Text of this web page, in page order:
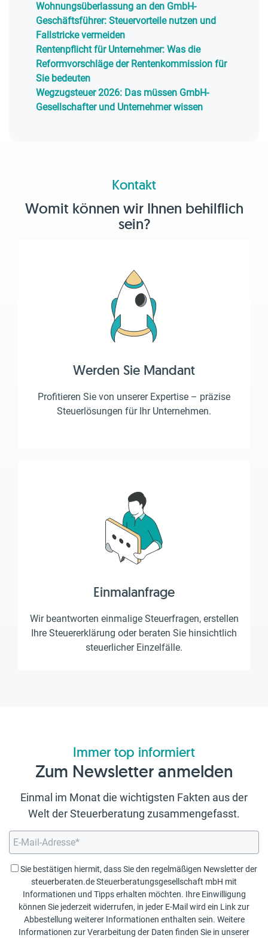
Wohnungsüberlassung an den GmbH-
Geschäftsführer: Steuervorteile nutzen und
Fallstricke vermeiden
Rentenpflicht für Unternehmer: Was die
Reformvorschläge der Rentenkommission für
Sie bedeuten
Wegzugsteuer 2026: Das müssen GmbH-
Gesellschafter und Unternehmer wissen
Kontakt
Womit können wir Ihnen behilflich
sein?
Werden Sie Mandant
Profitieren Sie von unserer Expertise – präzise
Steuerlösungen für Ihr Unternehmen.
Einmalanfrage
Wir beantworten einmalige Steuerfragen, erstellen
Ihre Steuererklärung oder beraten Sie hinsichtlich
steuerlicher Einzelfälle.
Immer top informiert
Zum Newsletter anmelden
Einmal im Monat die wichtigsten Fakten aus der
Welt der Steuerberatung zusammengefasst.
Sie bestätigen hiermit, dass Sie den regelmäßigen Newsletter der
steuerberaten.de Steuerberatungsgesellschaft mbH mit
Informationen und Tipps erhalten möchten. Ihre Einwilligung
können Sie jederzeit widerrufen, in jeder E-Mail wird ein Link zur
Abbestellung weiterer Informationen enthalten sein. Weitere
Informationen zur Verarbeitung der Daten finden Sie in unserer